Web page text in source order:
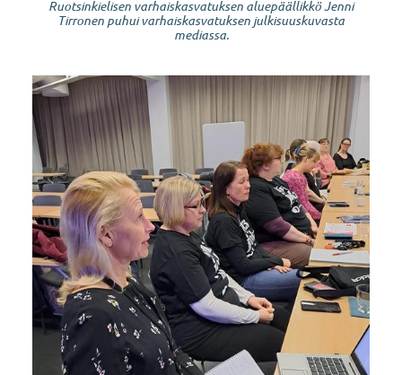
Ruotsinkielisen varhaiskasvatuksen aluepäällikkö Jenni
Tirronen puhui varhaiskasvatuksen julkisuuskuvasta
mediassa.